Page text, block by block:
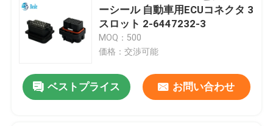
わたしたち に つい て
品質管理
ーシール 自動車用ECUコネクタ 3
スロット 2-6447232-3
MOQ：500
価格：交渉可能
ベストプライス お問い合わせ